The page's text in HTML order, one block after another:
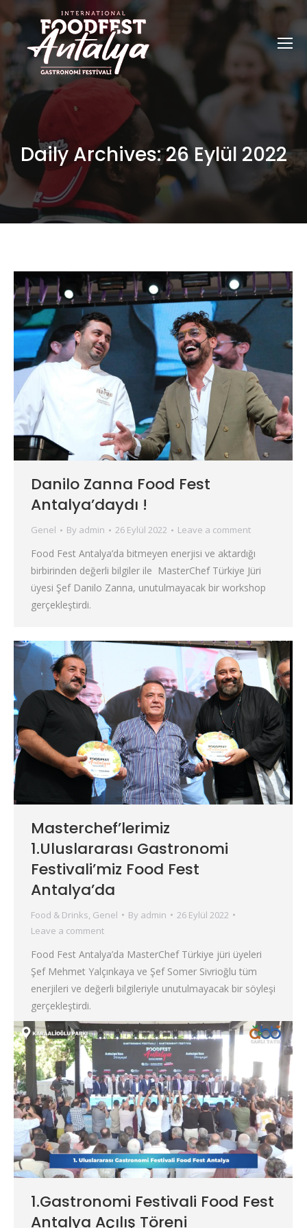
Daily Archives:26 Eylül 2022
Danilo Zanna Food Fest
Antalya’daydı !
Genel By admin 26 Eylül 2022 Leave a comment
Food Fest Antalya’da bitmeyen enerjisi ve aktardığı
birbirinden değerli bilgiler ile MasterChef Türkiye Jüri
üyesi Şef Danilo Zanna, unutulmayacak bir workshop
gerçekleştirdi.
Masterchef’lerimiz
1.Uluslararası Gastronomi
Festivali’miz Food Fest
Antalya’da
Food & Drinks, Genel By admin
26 Eylül 2022
Leave a comment
Food Fest Antalya’da MasterChef Türkiye jüri üyeleri
Şef Mehmet Yalçınkaya ve Şef Somer Sivrioğlu tüm
enerjileri ve değerli bilgileriyle unutulmayacak bir söyleşi
gerçekleştirdi.
1.Gastronomi Festivali Food Fest
Antalya Açılış Töreni